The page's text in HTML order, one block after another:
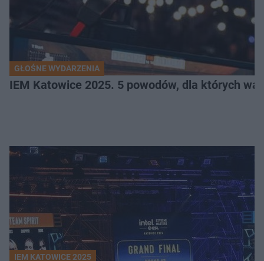
GŁOŚNE WYDARZENIA
IEM Katowice 2025. 5 powodów, dla których
IEM KATOWICE 2025